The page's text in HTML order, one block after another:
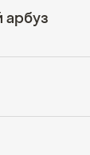
арбуз